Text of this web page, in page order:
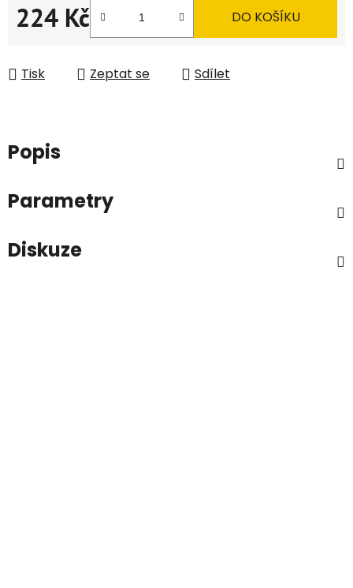
224 Kč
Měrná cena:
DO KOŠÍKU
Tisk Zeptat se Sdílet
Popis
Parametry
Diskuze